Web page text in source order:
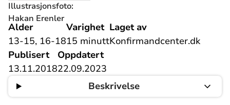
Illustrasjonsfoto:
Hakan Erenler
Alder
13-15, 16-18
Varighet
15 minutt
Laget av
Konfirmandcenter.dk
Publisert
13.11.2018
Oppdatert
22.09.2023
Beskrivelse